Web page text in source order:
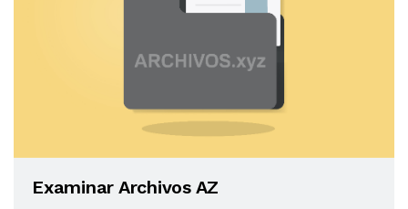
Examinar Archivos AZ